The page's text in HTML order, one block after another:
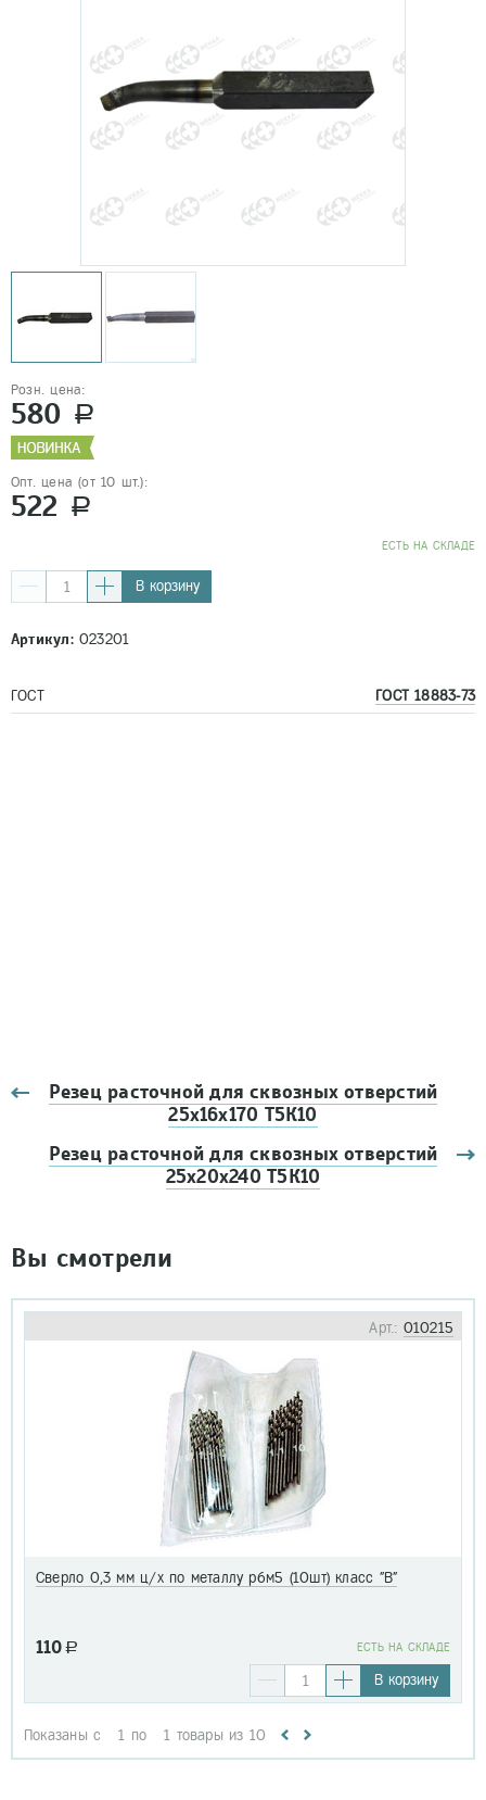
Розн. цена:
580 a
Опт. цена (от 10 шт.):
522 a
EСТЬ НА СКЛАДЕ
В корзину
Артикул:023201
ГОСТ ГОСТ 18883-73
Резец расточной для сквозных отверстий
25x16x170 Т5К10
Резец расточной для сквозных отверстий
25х20х240 Т5К10
Вы смотрели
Арт.: 010215
Сверло 0,3 мм ц/х по металлу р6м5 (10шт) класс "В"
110 a EСТЬ НА СКЛАДЕ
В корзину
Показаны с 1 по 1 товары из 10